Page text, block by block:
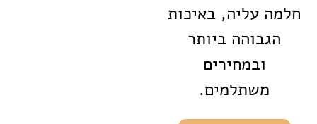
חלמה עליה, באיכות
הגבוהה ביותר
ובמחירים
משתלמים.